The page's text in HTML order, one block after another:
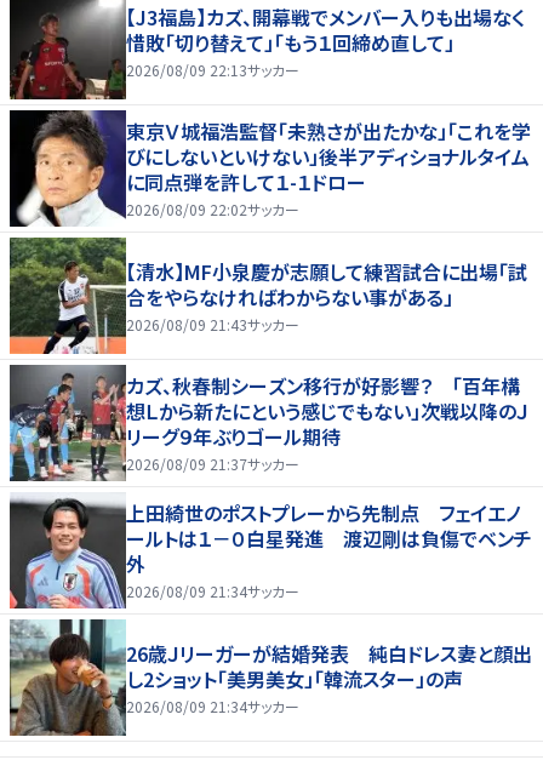
【J3福島】カズ、開幕戦でメンバー入りも出場なく
惜敗「切り替えて」「もう１回締め直して」
2026/08/09 22:13サッカー
東京Ｖ城福浩監督「未熟さが出たかな」「これを学
びにしないといけない」後半アディショナルタイム
に同点弾を許して１-１ドロー
2026/08/09 22:02サッカー
【清水】MF小泉慶が志願して練習試合に出場「試
合をやらなければわからない事がある」
2026/08/09 21:43サッカー
カズ、秋春制シーズン移行が好影響？ 「百年構
想Ｌから新たにという感じでもない」次戦以降のＪ
リーグ９年ぶりゴール期待
2026/08/09 21:37サッカー
上田綺世のポストプレーから先制点 フェイエノ
ールトは１－０白星発進 渡辺剛は負傷でベンチ
外
2026/08/09 21:34サッカー
26歳Ｊリーガーが結婚発表 純白ドレス妻と顔出
し2ショット「美男美女」「韓流スター」の声
2026/08/09 21:34サッカー